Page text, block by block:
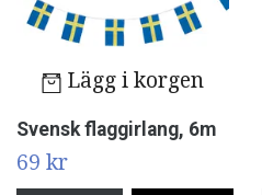
Lägg i korgen
Svensk flaggirlang, 6m
69 kr